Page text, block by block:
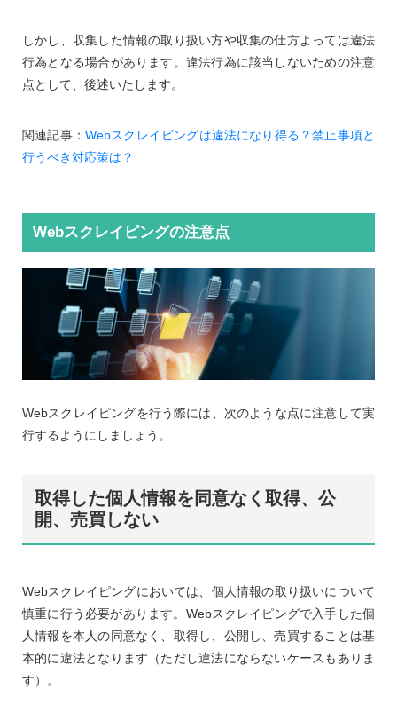
しかし、収集した情報の取り扱い方や収集の仕方よっては違法
行為となる場合があります。違法行為に該当しないための注意
点として、後述いたします。
関連記事： Webスクレイピングは違法になり得る？禁止事項と
行うべき対応策は？
Webスクレイピングの注意点
Webスクレイピングを行う際には、次のような点に注意して実
行するようにしましょう。
取得した個人情報を同意なく取得、公
開、売買しない
Webスクレイピングにおいては、個人情報の取り扱いについて
慎重に行う必要があります。Webスクレイピングで入手した個
人情報を本人の同意なく、取得し、公開し、売買することは基
本的に違法となります（ただし違法にならないケースもありま
す）。